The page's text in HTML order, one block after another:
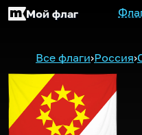
Мой флаг
Все флаги›Россия›